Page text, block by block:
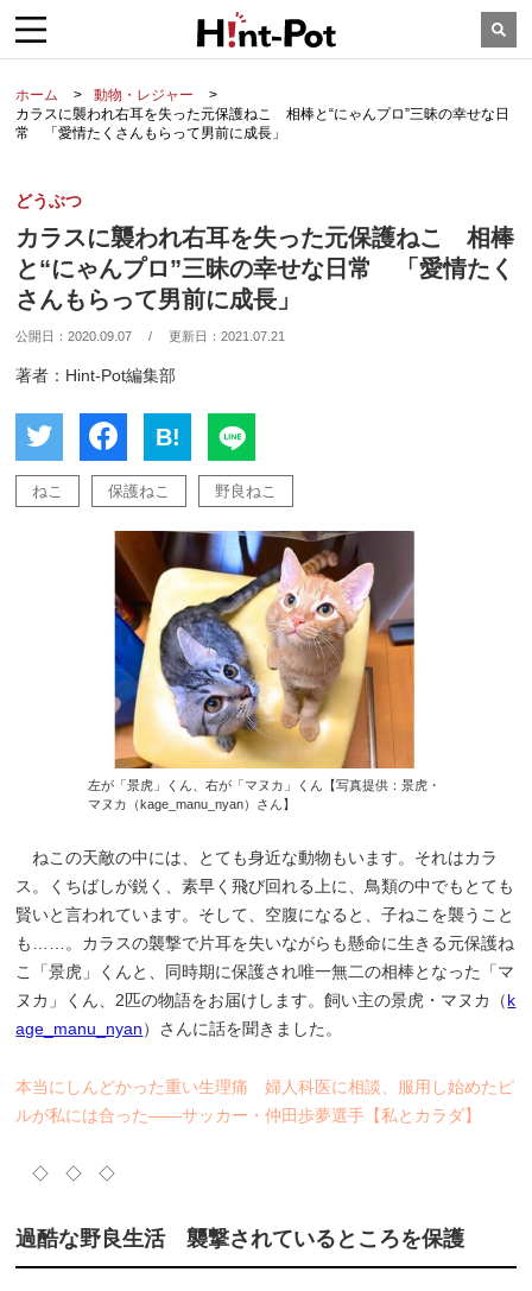
ホーム
動物・レジャー
カラスに襲われ右耳を失った元保護ねこ 相棒と“にゃんプロ”三昧の幸せな日
常 「愛情たくさんもらって男前に成長」
どうぶつ
カラスに襲われ右耳を失った元保護ねこ 相棒
と“にゃんプロ”三昧の幸せな日常 「愛情たく
さんもらって男前に成長」
公開日：2020.09.07 / 更新日：2021.07.21
著者：Hint-Pot編集部
B!
ねこ 保護ねこ 野良ねこ
左が「景虎」くん、右が「マヌカ」くん【写真提供：景虎・
マヌカ（kage_manu_nyan）さん】
ねこの天敵の中には、とても身近な動物もいます。それはカラ
ス。くちばしが鋭く、素早く飛び回れる上に、鳥類の中でもとても
賢いと言われています。そして、空腹になると、子ねこを襲うこと
も……。カラスの襲撃で片耳を失いながらも懸命に生きる元保護ね
こ「景虎」くんと、同時期に保護され唯一無二の相棒となった「マ
ヌカ」くん、2匹の物語をお届けします。飼い主の景虎・マヌカ（k
age_manu_nyan）さんに話を聞きました。
本当にしんどかった重い生理痛 婦人科医に相談、服用し始めたピ
ルが私には合った――サッカー・仲田歩夢選手【私とカラダ】
◇ ◇ ◇
過酷な野良生活 襲撃されているところを保護